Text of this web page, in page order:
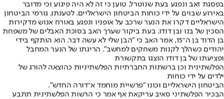
בפסגת זאב ונפגע בעת שנוטרל, טוען כי זה לא היה פיגוע וכי מדובר
באירוע שבוים על ידי כוחות הביטחון הישראליים. לטענתו, גורמי הביטחון
הישראליים דקרו את הנער שרכב על אופניו ונפגע באורח אנוש מדקירות
הסכין של בנו ובן דודו. בעת ביקור שערך האב בסוכת האבלים של משפחת
בן הדוד בן ה־15, אמר האב כי "הבן שלי לא עשה דבר. הוא הותקף בידי
יהודים כשהלך לקנות משחקים למחשב". הריגתו של הנער המחבל
ופציעתו של בן דודו הוצגו בתקשורת
הפלשתינית וכן ברשתות החברתיות הפלשתיניות כהוצאה להורג של
ילדים על ידי כוחות
הביטחון הישראליים וכונו "פרשיית מוחמד א־דורה החדש".
הבכיר הפלשתיני סאיב עריקאת אף אמר כי הרשות הפלשתינית תתבע